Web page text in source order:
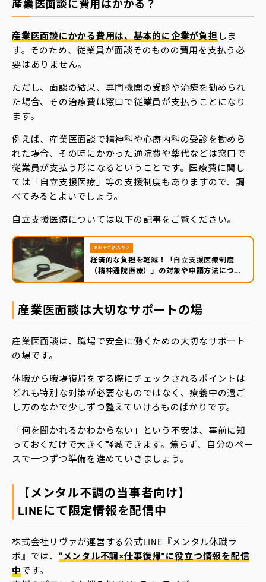
産業医面談に費用はかかる？
産業医面談にかかる費用は、基本的に企業が負担しま
す。そのため、従業員が面談そのものの費用を支払う必
要はありません。
ただし、面談の結果、専門機関の受診や治療を勧められ
た場合、その治療費は窓口で従業員が支払うことになり
ます。
例えば、産業医面談で精神科や心療内科の受診を勧めら
れた場合、その時にかかった通院費や薬代などは窓口で
従業員が支払う形になるということです。医療費に関し
ては「自立支援医療」等の支援制度もありますので、調
べてみるとよいでしょう。
自立支援医療については以下の記事をご覧ください。
あわせて読みたい
経済的な負担を軽減！「自立支援医療制度
（精神通院医療）」の対象や申請方法につい
て
産業医面談は大切なサポートの場
産業医面談は、職場で安全に働くための大切なサポート
の場です。
休職から職場復帰をする際にチェックされるポイントは
どれも特別な対策が必要なものではなく、療養中の過ご
し方のなかで少しずつ整えていけるものばかりです。
「何を聞かれるかわからない」という不安は、事前に知
っておくだけで大きく軽減できます。焦らず、自分のペー
スで一つずつ準備を進めていきましょう。
【メンタル不調の当事者向け】
LINEにて限定情報を配信中
株式会社リヴァが運営する公式LINE『メンタル休職ラ
ボ』では、 “メンタル不調×仕事復帰”に役立つ情報を配信
中です。